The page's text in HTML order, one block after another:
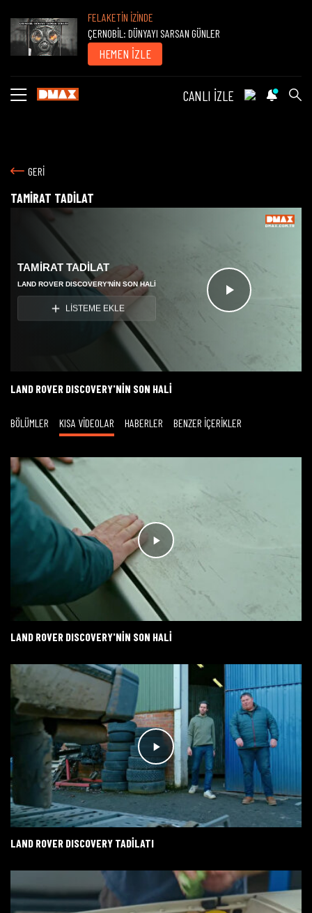
FELAKETİN İZİNDE
ÇERNOBİL: DÜNYAYI SARSAN GÜNLER
HEMEN İZLE
CANLI İZLE
GERİ
TAMİRAT TADİLAT
Videoyu
Oynat
TAMİRAT TADİLAT
LAND ROVER DISCOVERY'NİN SON HALİ
LİSTEME EKLE
LAND ROVER DISCOVERY'NİN SON HALİ
BÖLÜMLER KISA VİDEOLAR HABERLER BENZER İÇERİKLER
LAND ROVER DISCOVERY'NİN SON HALİ
LAND ROVER DISCOVERY TADİLATI